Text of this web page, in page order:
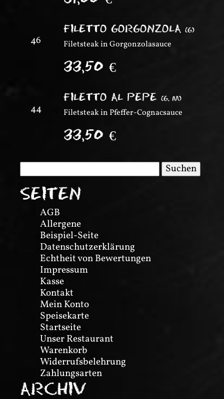
46
FILETTO GORGONZOLA (G)
Filetsteak in Gorgonzolasauce
33,50 €
44
FILETTO AL PEPE (G, M)
Filetsteak in Pfeffer-Cognacsauce
33,50 €
nach:
SEITEN
AGB
Allergene
Beispiel-Seite
Datenschutzerklärung
Echtheit von Bewertungen
Impressum
Kasse
Kontakt
Mein Konto
Speisekarte
Startseite
Unser Restaurant
Warenkorb
Widerrufsbelehrung
Zahlungsarten
ARCHIV